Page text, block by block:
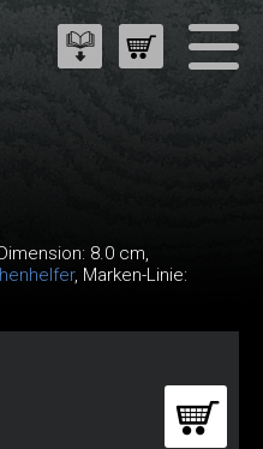
8.0 cm,
, Marken-Linie: